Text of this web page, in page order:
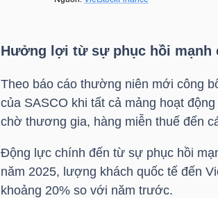
Hưởng lợi từ sự phục hồi mạnh
Theo báo cáo thường niên mới công
của SASCO khi tất cả mảng hoạt
chờ thương gia, hàng miễn thuế đến
Động lực chính đến từ sự phục hồi
năm 2025, lượng khách quốc tế đến
khoảng 20% so với năm trước.